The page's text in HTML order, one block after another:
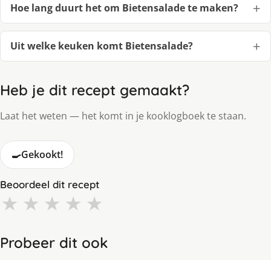
Hoe lang duurt het om Bietensalade te maken?
Uit welke keuken komt Bietensalade?
Heb je dit recept gemaakt?
Laat het weten — het komt in je kooklogboek te staan.
🍳Gekookt!
Beoordeel dit recept
★ ★ ★ ★ ★
Probeer dit ook